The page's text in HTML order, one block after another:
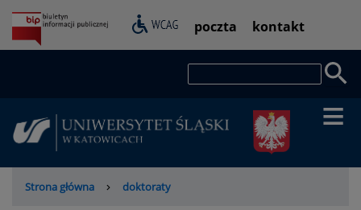
Przejdź
do
treści
Pasek
dostępności
poczta kontakt
Ścieżka
Strona główna doktoraty